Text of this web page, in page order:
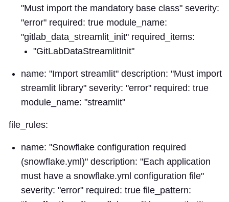
"Must import the mandatory base class" severity:
"error" required: true module_name:
"gitlab_data_streamlit_init" required_items:
"GitLabDataStreamlitInit"
name: "Import streamlit" description: "Must import
streamlit library" severity: "error" required: true
module_name: "streamlit"
file_rules:
name: "Snowflake configuration required
(snowflake.yml)" description: "Each application
must have a snowflake.yml configuration file"
severity: "error" required: true file_pattern: